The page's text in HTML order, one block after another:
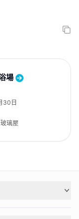
場
30日
璃屋